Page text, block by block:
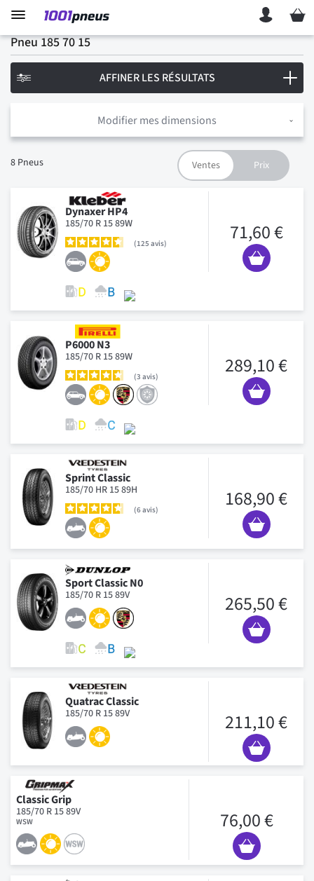
Mon
Pneu 185 70 15
Modifier mes dimensions
8 Pneus
Dynaxer HP4
185/70 R 15 89W
125 avis 71,60 €
P6000 N3
185/70 R 15 89W
3 avis 289,10 €
Sprint Classic
185/70 HR 15 89H
6avis 168,90 €
Sport Classic N0
185/70 R 15 89V 265,50 €
Quatrac Classic
185/70 R 15 89V 211,10 €
Classic Grip
185/70 R 15 89V
WSW 76,00 €
AFFINER LES RÉSULTATS